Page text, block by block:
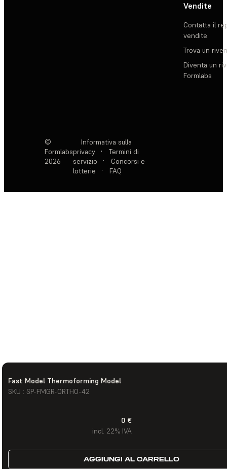
Fast Model Thermoforming Model
SKU : SP-FMGR-ORTHO-42
0 €
incl. 22% IVA
AGGIUNGI AL CARRELLO
Vendite
Contatta il
vendite
Trova un
Diventa un
Formlabs
©
Formlabs
2026
Informativa sulla
privacy
·
Termini di
servizio
·
Concorsi e
lotterie
· FAQ